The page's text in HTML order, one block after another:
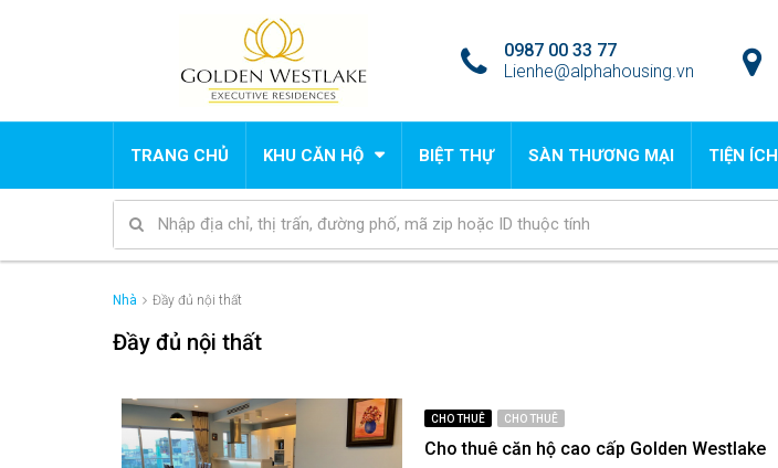
0987 00 33 77
Lienhe@alphahousing.vn
TRANG CHỦ KHU CĂN HỘ BIỆT THỰ SÀN THƯƠNG MẠI TIỆN ÍCH
Nhà Đầy đủ nội thất
Đầy đủ nội thất
CHO THUÊ CHO THUÊ
Cho thuê căn hộ cao cấp Golden Westlake